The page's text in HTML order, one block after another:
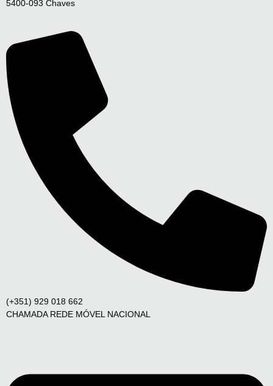
5400-093 Chaves
(+351) 929 018 662
CHAMADA REDE MÓVEL NACIONAL